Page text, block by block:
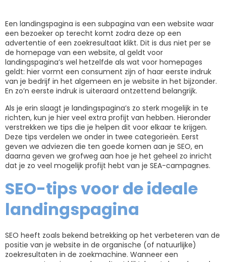
Een landingspagina is een subpagina van een website waar
een bezoeker op terecht komt zodra deze op een
advertentie of een zoekresultaat klikt. Dit is dus niet per se
de homepage van een website, al geldt voor
landingspagina’s wel hetzelfde als wat voor homepages
geldt: hier vormt een consument zijn of haar eerste indruk
van je bedrijf in het algemeen en je website in het bijzonder.
En zo’n eerste indruk is uiteraard ontzettend belangrijk.
Als je erin slaagt je landingspagina’s zo sterk mogelijk in te
richten, kun je hier veel extra profijt van hebben. Hieronder
verstrekken we tips die je helpen dit voor elkaar te krijgen.
Deze tips verdelen we onder in twee categorieën. Eerst
geven we adviezen die ten goede komen aan je SEO, en
daarna geven we grofweg aan hoe je het geheel zo inricht
dat je zo veel mogelijk profijt hebt van je SEA-campagnes.
SEO-tips voor de ideale
landingspagina
SEO heeft zoals bekend betrekking op het verbeteren van de
positie van je website in de organische (of natuurlijke)
zoekresultaten in de zoekmachine. Wanneer een